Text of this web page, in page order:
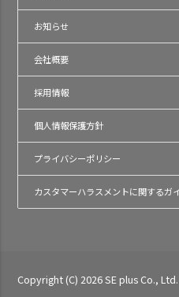
お知らせ
会社概要
採用情報
個人情報保護方針
プライバシーポリシー
カスタマーハラスメントに関するガ
Copyright (C) 2026 SE plus Co.,